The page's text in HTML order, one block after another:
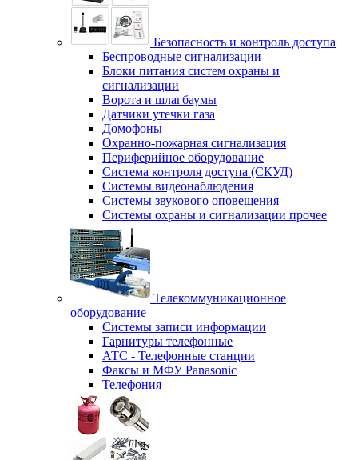
Безопасность и контроль доступа
Беспроводные сигнализации
Блоки питания систем охраны и
сигнализации
Ворота и шлагбаумы
Датчики утечки газа
Домофоны
Охранно-пожарная сигнализация
Периферийное оборудование
Система контроля доступа (СКУД)
Системы видеонаблюдения
Системы звукового оповещения
Системы охраны и сигнализации прочее
Телекоммуникационное
оборудование
Системы записи информации
Гарнитуры телефонные
АТС - Телефонные станции
Факсы и МФУ Panasonic
Телефония